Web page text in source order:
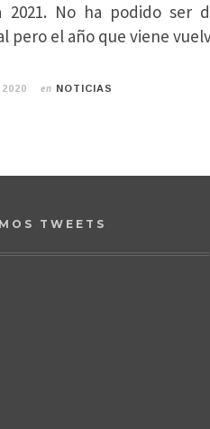
2021. No ha podido ser
pero el año que viene
en NOTICIAS
TWEETS